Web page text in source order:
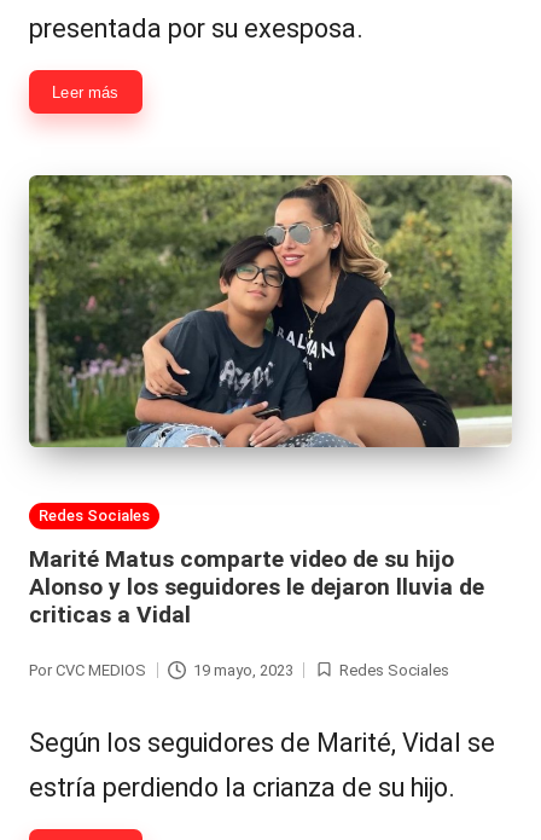
presentada por su exesposa.
Leer más
Publicada
Redes Sociales
Marité Matus comparte video de su hijo
Alonso y los seguidores le dejaron lluvia de
criticas a Vidal
Publicado
Por CVC MEDIOS 19 mayo, 2023
Publicada
Redes Sociales
Según los seguidores de Marité, Vidal se
estría perdiendo la crianza de su hijo.